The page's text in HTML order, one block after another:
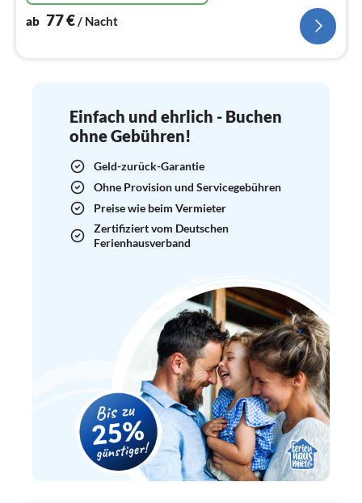
ab 77€/ Nacht
Einfach und ehrlich - Buchen
ohne Gebühren!
Geld-zurück-Garantie
Ohne Provision und Servicegebühren
Preise wie beim Vermieter
Zertifiziert vom Deutschen
Ferienhausverband